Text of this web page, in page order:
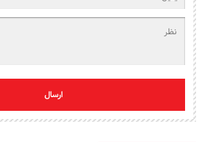
ارسال